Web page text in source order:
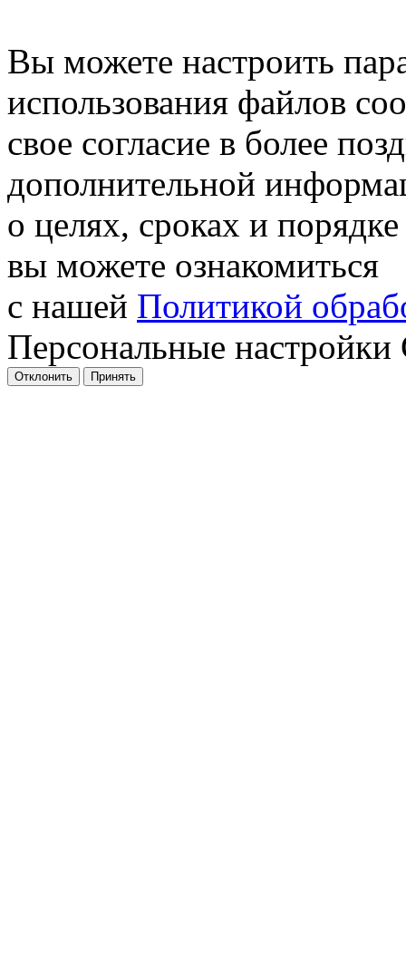
Вы можете настроить
использования файлов
свое согласие в более
дополнительной
о целях, сроках и
вы можете ознакомиться
с нашей Политикой
Персональные настройки
Отклонить Принять